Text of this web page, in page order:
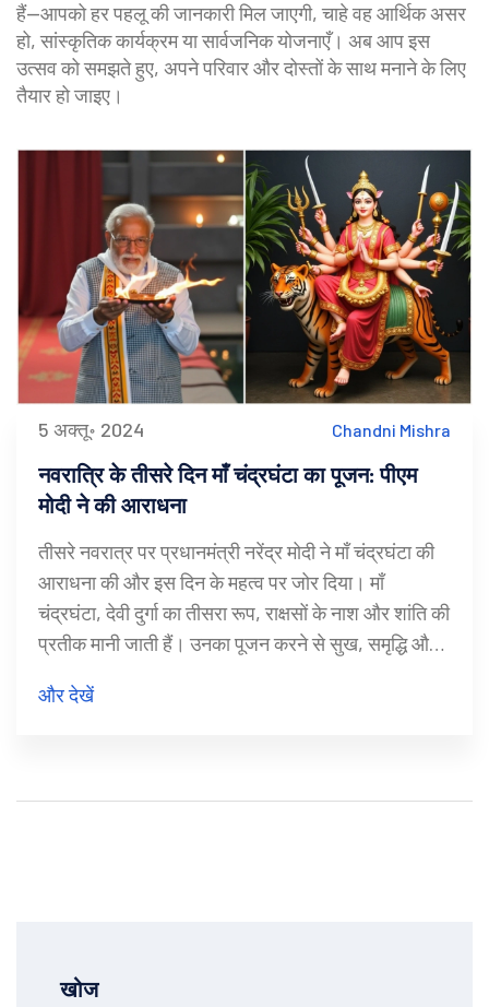
हैं—आपको हर पहलू की जानकारी मिल जाएगी, चाहे वह आर्थिक असर
हो, सांस्कृतिक कार्यक्रम या सार्वजनिक योजनाएँ। अब आप इस
उत्सव को समझते हुए, अपने परिवार और दोस्तों के साथ मनाने के लिए
तैयार हो जाइए।
5 अक्तू॰ 2024 Chandni Mishra
नवरात्रि के तीसरे दिन माँ चंद्रघंटा का पूजन: पीएम
मोदी ने की आराधना
तीसरे नवरात्र पर प्रधानमंत्री नरेंद्र मोदी ने माँ चंद्रघंटा की
आराधना की और इस दिन के महत्व पर जोर दिया। माँ
चंद्रघंटा, देवी दुर्गा का तीसरा रूप, राक्षसों के नाश और शांति की
प्रतीक मानी जाती हैं। उनका पूजन करने से सुख, समृद्धि और
और देखें
खोज